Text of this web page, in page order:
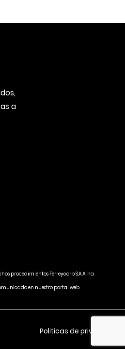
a
procedimientos Ferreycorp S.A.A. ha
en nuestro portal web.
Politicas de privacidad